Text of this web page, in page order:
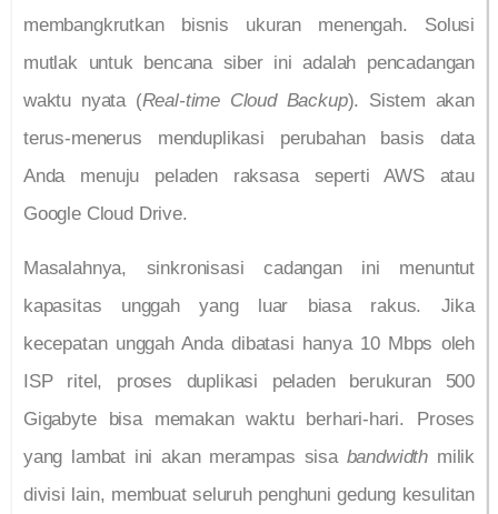
membangkrutkan bisnis ukuran menengah. Solusi
mutlak untuk bencana siber ini adalah pencadangan
waktu nyata (Real-time Cloud Backup). Sistem akan
terus-menerus menduplikasi perubahan basis data
Anda menuju peladen raksasa seperti AWS atau
Google Cloud Drive.
Masalahnya, sinkronisasi cadangan ini menuntut
kapasitas unggah yang luar biasa rakus. Jika
kecepatan unggah Anda dibatasi hanya 10 Mbps oleh
ISP ritel, proses duplikasi peladen berukuran 500
Gigabyte bisa memakan waktu berhari-hari. Proses
yang lambat ini akan merampas sisa bandwidth milik
divisi lain, membuat seluruh penghuni gedung kesulitan